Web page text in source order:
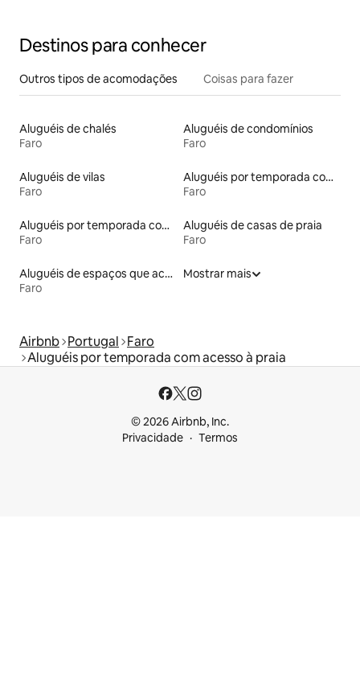
Destinos para conhecer
Outros tipos de acomodações Coisas para fazer
Aluguéis de chalés
Faro
Aluguéis de condomínios
Faro
Aluguéis de vilas
Faro
Aluguéis por temporada com banheira de hidromassagem
Faro
Aluguéis por temporada com café da manhã
Faro
Aluguéis de casas de praia
Faro
Aluguéis de espaços que aceitam animais de estimação
Faro
Mostrar mais
Airbnb Portugal Faro
Aluguéis por temporada com acesso à praia
© 2026 Airbnb, Inc.
Privacidade
Termos